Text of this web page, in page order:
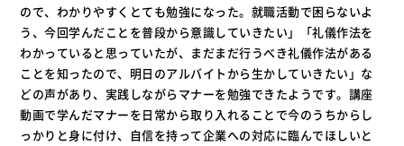
ので、わかりやすくとても勉強になった。就職活動で困らないよ
う、今回学んだことを普段から意識していきたい」「礼儀作法を
わかっていると思っていたが、まだまだ行うべき礼儀作法がある
ことを知ったので、明日のアルバイトから生かしていきたい」な
どの声があり、実践しながらマナーを勉強できたようです。講座
動画で学んだマナーを日常から取り入れることで今のうちからし
っかりと身に付け、自信を持って企業への対応に臨んでほしいと